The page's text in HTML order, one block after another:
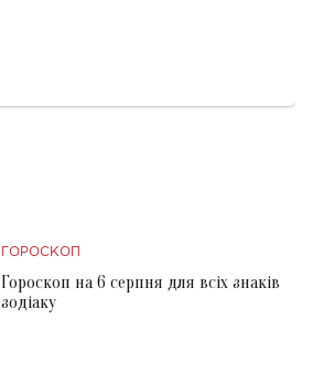
ГОРОСКОП
Гороскоп на 6 серпня для всіх знаків
зодіаку